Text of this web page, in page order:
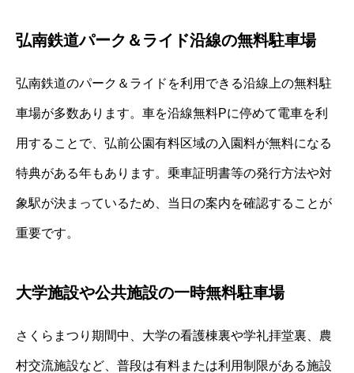
弘南鉄道パーク＆ライド沿線の無料駐車場
弘南鉄道のパーク＆ライドを利用できる沿線上の無料駐
車場が多数あります。車を沿線無料Pに停めて電車を利
用することで、弘前公園有料区域の入園料が無料になる
特典がある年もあります。乗車証明書等の発行方法や対
象駅が決まっているため、当日の案内を確認することが
重要です。
大学施設や公共施設の一時無料駐車場
さくらまつり期間中、大学の看護棟裏や学礼拝堂裏、農
村交流施設など、普段は有料または利用制限がある施設